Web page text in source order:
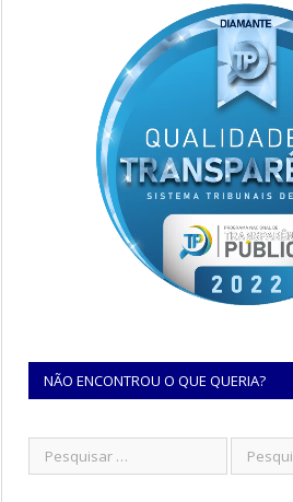
NÃO ENCONTROU O QUE QUERIA?